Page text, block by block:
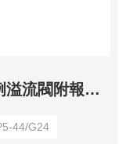
原裝HAWE哈威PMVP5-44比例溢流閥附報關單
44/G24